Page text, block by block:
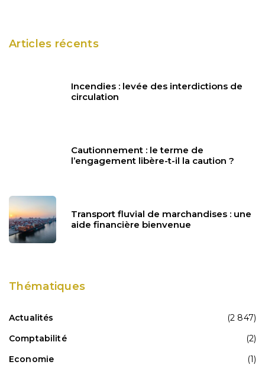
Articles récents
Incendies : levée des interdictions de
circulation
Cautionnement : le terme de
l’engagement libère-t-il la caution ?
Transport fluvial de marchandises : une
aide financière bienvenue
Thématiques
Actualités
(2 847)
Comptabilité
(2)
Economie
(1)